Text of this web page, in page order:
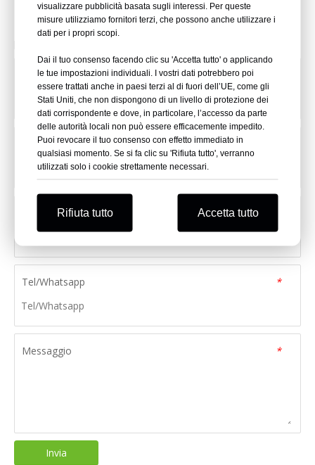
Non hai trovato risposta alla tua domanda?
Nessun problema, chiedilo qui e ti risponderemo il prima
Nome
Nome dell'azienda
*
Tel/Whatsapp
*
Messaggio
Invia
visualizzare pubblicità basata sugli interessi. Per queste
misure utilizziamo fornitori terzi, che possono anche utilizzare i
dati per i propri scopi.
Dai il tuo consenso facendo clic su 'Accetta tutto' o applicando
le tue impostazioni individuali. I vostri dati potrebbero poi
essere trattati anche in paesi terzi al di fuori dell’UE, come gli
Stati Uniti, che non dispongono di un livello di protezione dei
dati corrispondente e dove, in particolare, l’accesso da parte
delle autorità locali non può essere efficacemente impedito.
Puoi revocare il tuo consenso con effetto immediato in
qualsiasi momento. Se si fa clic su 'Rifiuta tutto', verranno
utilizzati solo i cookie strettamente necessari.
Rifiuta tutto Accetta tutto